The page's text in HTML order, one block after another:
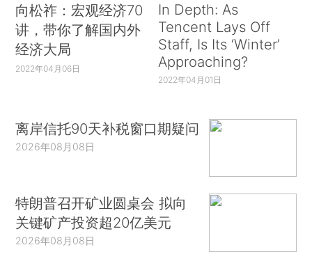
向松祚：宏观经济70
讲，带你了解国内外
经济大局
2022年04月06日
In Depth: As
Tencent Lays Off
Staff, Is Its ‘Winter’
Approaching?
2022年04月01日
离岸信托90天补税窗口期疑问
2026年08月08日
特朗普召开矿业圆桌会 拟向
关键矿产投资超20亿美元
2026年08月08日